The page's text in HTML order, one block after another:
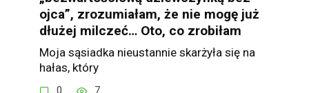
ojca”, zrozumiałam, że nie mogę już
dłużej milczeć… Oto, co zrobiłam
Moja sąsiadka nieustannie skarżyła się na
hałas, który
0 7